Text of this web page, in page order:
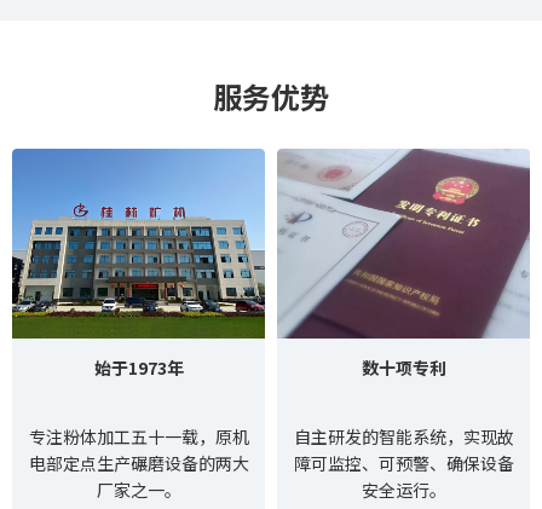
服务优势
始于1973年
专注粉体加工五十一载，原机
电部定点生产碾磨设备的两大
厂家之一。
数十项专利
自主研发的智能系统，实现故
障可监控、可预警、确保设备
安全运行。